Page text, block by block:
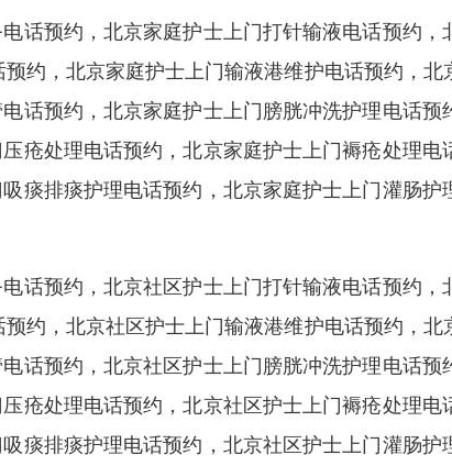
话预约，北京家庭护士上门打针输液电话预约
预约，北京家庭护士上门输液港维护电话预约，
话预约，北京家庭护士上门膀胱冲洗护理电话
疮处理电话预约，北京家庭护士上门褥疮处理
痰排痰护理电话预约，北京家庭护士上门灌肠
话预约，北京社区护士上门打针输液电话预约
约，北京社区护士上门输液港维护电话预约，
话预约，北京社区护士上门膀胱冲洗护理电话
疮处理电话预约，北京社区护士上门褥疮处理
痰排痰护理电话预约，北京社区护士上门灌肠